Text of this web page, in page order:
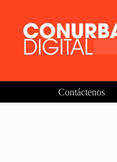
Contáctenos